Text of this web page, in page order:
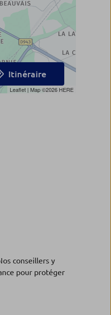
Leaflet | Map ©2026 HERE
Itinéraire
conseillers y
pour protéger